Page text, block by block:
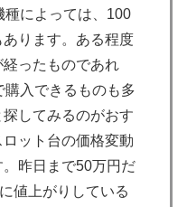
種によっては、100
ります。ある程度
ったものであれ
入できるものも多
してみるのがおす
ット台の価格変動
昨日まで50万円だ
値上がりしている